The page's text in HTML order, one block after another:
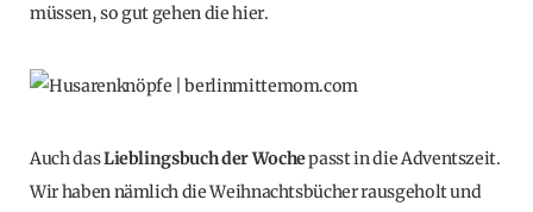
müssen, so gut gehen die hier.
Auch dasLieblingsbuch der Wochepasst in die Adventszeit.
Wir haben nämlich die Weihnachtsbücher rausgeholt und